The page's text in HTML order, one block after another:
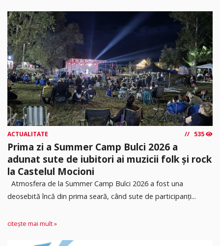
ACTUALITATE 535
Prima zi a Summer Camp Bulci 2026 a
adunat sute de iubitori ai muzicii folk și rock
la Castelul Mocioni
Atmosfera de la Summer Camp Bulci 2026 a fost una
deosebită încă din prima seară, când sute de participanți...
citește mai mult »